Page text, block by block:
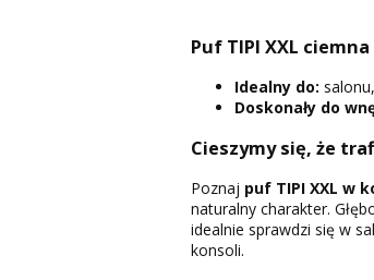
Puf TIPI XXL
Idealny do:
Doskonały do
Cieszymy się, że
Poznaj puf TIPI XXL w
naturalny charakter.
idealnie sprawdzi się w
konsoli.